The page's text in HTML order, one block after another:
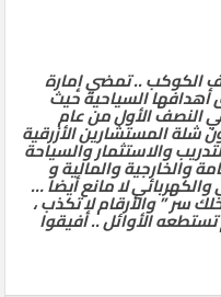
الكوكب .. تمضي إمارة
السياحية حيث
سائح في النصف الأول من عام
شلة المستشارين الأزرقية
والاستثمار والسياحة
والخارجية والمالية و
لا مانع أيضا …
سر ” والأرقام لا تكذب ،
الأوائل .. أفيقوا